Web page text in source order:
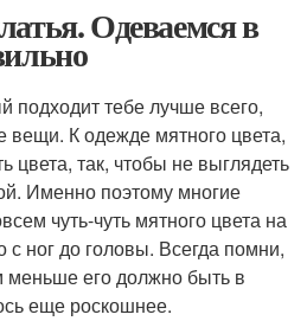
Одеваемся в
подходит тебе лучше всего,
вещи. К одежде мятного цвета,
цвета, так, чтобы не выглядеть
Именно поэтому многие
чуть-чуть мятного цвета на
с ног до головы. Всегда помни,
меньше его должно быть в
еще роскошнее.